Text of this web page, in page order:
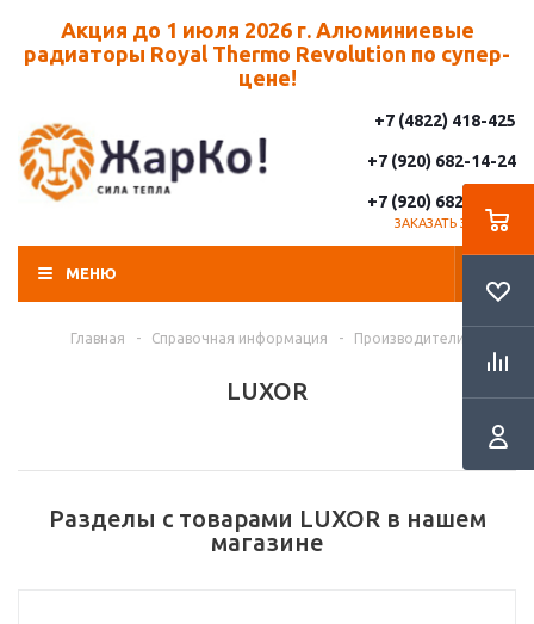
Акция до 1 июля 2026 г. Алюминиевые
радиаторы Royal Thermo Revolution по супер-
цене!
+7 (4822) 418-425
+7 (920) 682-14-24
+7 (920) 682-14-25
ЗАКАЗАТЬ ЗВОНОК
МЕНЮ
Главная - Справочная информация - Производители
LUXOR
Разделы с товарами LUXOR в нашем
магазине